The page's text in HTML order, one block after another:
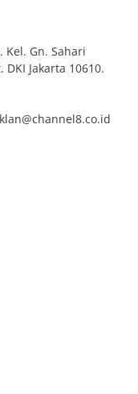
Kel. Gn. Sahari
DKI Jakarta 10610.